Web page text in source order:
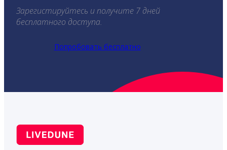
Зарегистируйтесь и получите 7 дней
бесплатного доступа.
Попробовать бесплатно